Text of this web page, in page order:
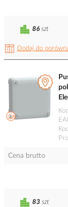
Dodaj do
86 szt
Kod
Cena brutto
83 szt